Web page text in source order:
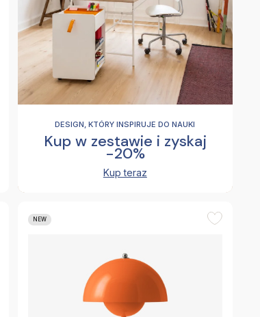
DESIGN, KTÓRY INSPIRUJE DO NAUKI
Kup w zestawie i zyskaj
-20%
Kup teraz
NEW